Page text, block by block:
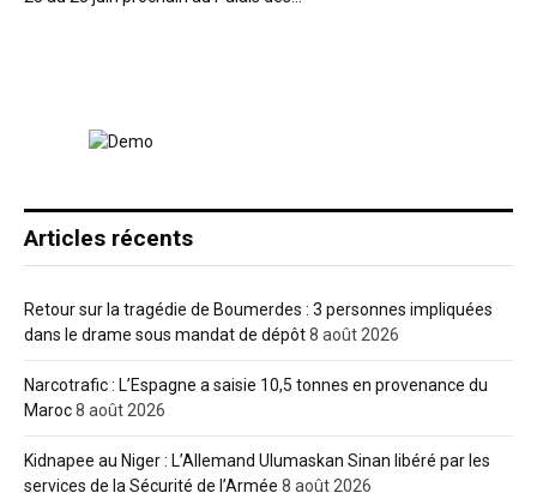
Articles récents
Retour sur la tragédie de Boumerdes : 3 personnes impliquées
dans le drame sous mandat de dépôt8 août 2026
Narcotrafic : L’Espagne a saisie 10,5 tonnes en provenance du
Maroc8 août 2026
Kidnapee au Niger : L’Allemand Ulumaskan Sinan libéré par les
services de la Sécurité de l’Armée 8 août 2026